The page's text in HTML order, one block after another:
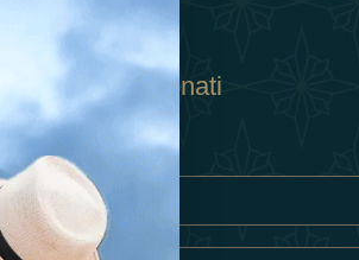
Privacy
Abbonati